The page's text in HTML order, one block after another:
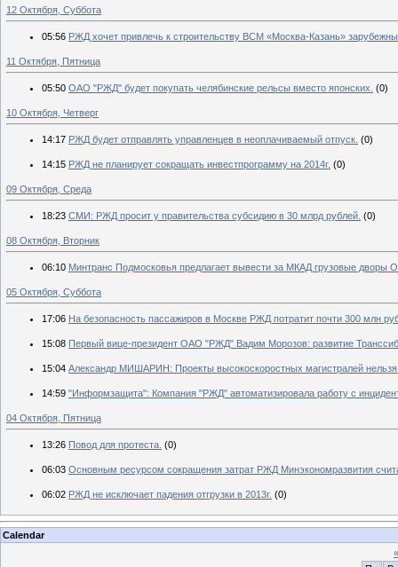
12 Октября, Суббота
05:56 РЖД хочет привлечь к строительству ВСМ «Москва-Казань»
11 Октября, Пятница
05:50 ОАО "РЖД" будет покупать челябинские рельсы вместо японских. (0)
10 Октября, Четверг
14:17 РЖД будет отправлять управленцев в неоплачиваемый отпуск. (0)
14:15 РЖД не планирует сокращать инвестпрограмму на 2014г. (0)
09 Октября, Среда
18:23 СМИ: РЖД просит у правительства субсидию в 30 млрд рублей. (0)
08 Октября, Вторник
06:10 Минтранс Подмосковья предлагает вывести за МКАД грузовые
05 Октября, Суббота
17:06 На безопасность пассажиров в Москве РЖД потратит почти 300 млн
15:08 Первый вице-президент ОАО "РЖД" Вадим Морозов: развитие
15:04 Александр МИШАРИН: Проекты высокоскоростных магистралей нельзя
14:59 "Информзащита": Компания "РЖД" автоматизировала работу с
04 Октября, Пятница
13:26 Повод для протеста. (0)
06:03 Основным ресурсом сокращения затрат РЖД Минэкономразвития
06:02 РЖД не исключает падения отгрузки в 2013г. (0)
Calendar
«